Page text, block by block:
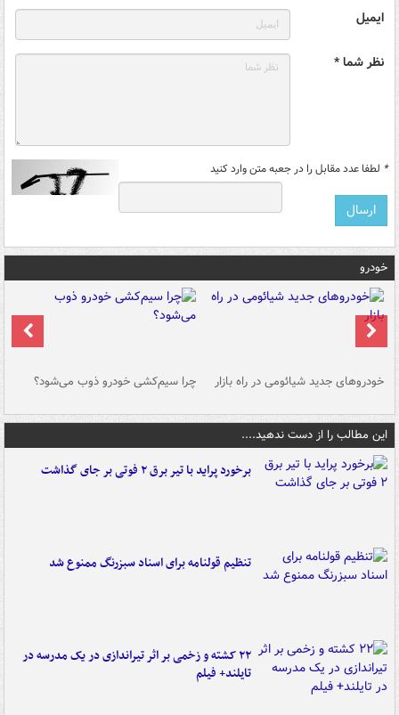
ایمیل
نظر شما *
* لطفا عدد مقابل را در جعبه متن وارد کنید
خودرو
خودروهای جدید شیائومی در راه بازار چرا سیم‌کشی خودرو ذوب می‌شود؟
این مطالب را از دست ندهید....
برخورد پراید با تیر برق ۲ فوتی بر جای گذاشت
تنظیم قولنامه برای اسناد سبزرنگ ممنوع شد
۲۲ کشته و زخمی بر اثر تیراندازی در یک مدرسه در
تایلند+ فیلم